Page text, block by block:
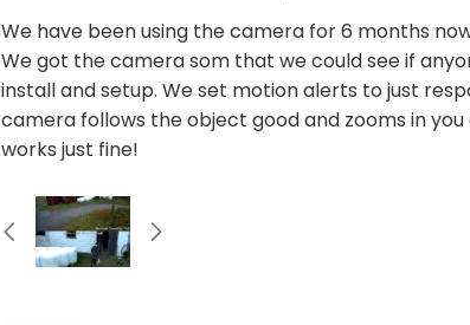
We have been using the camera for 6 months
We got the camera som that we could see if
install and setup. We set motion alerts to just
camera follows the object good and zooms in
works just fine!